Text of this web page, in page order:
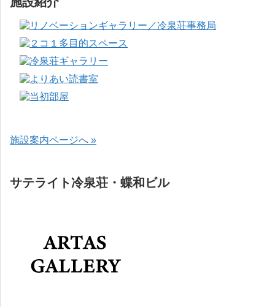
施設案内ページへ »
サテライト冷泉荘・蝶和ビル